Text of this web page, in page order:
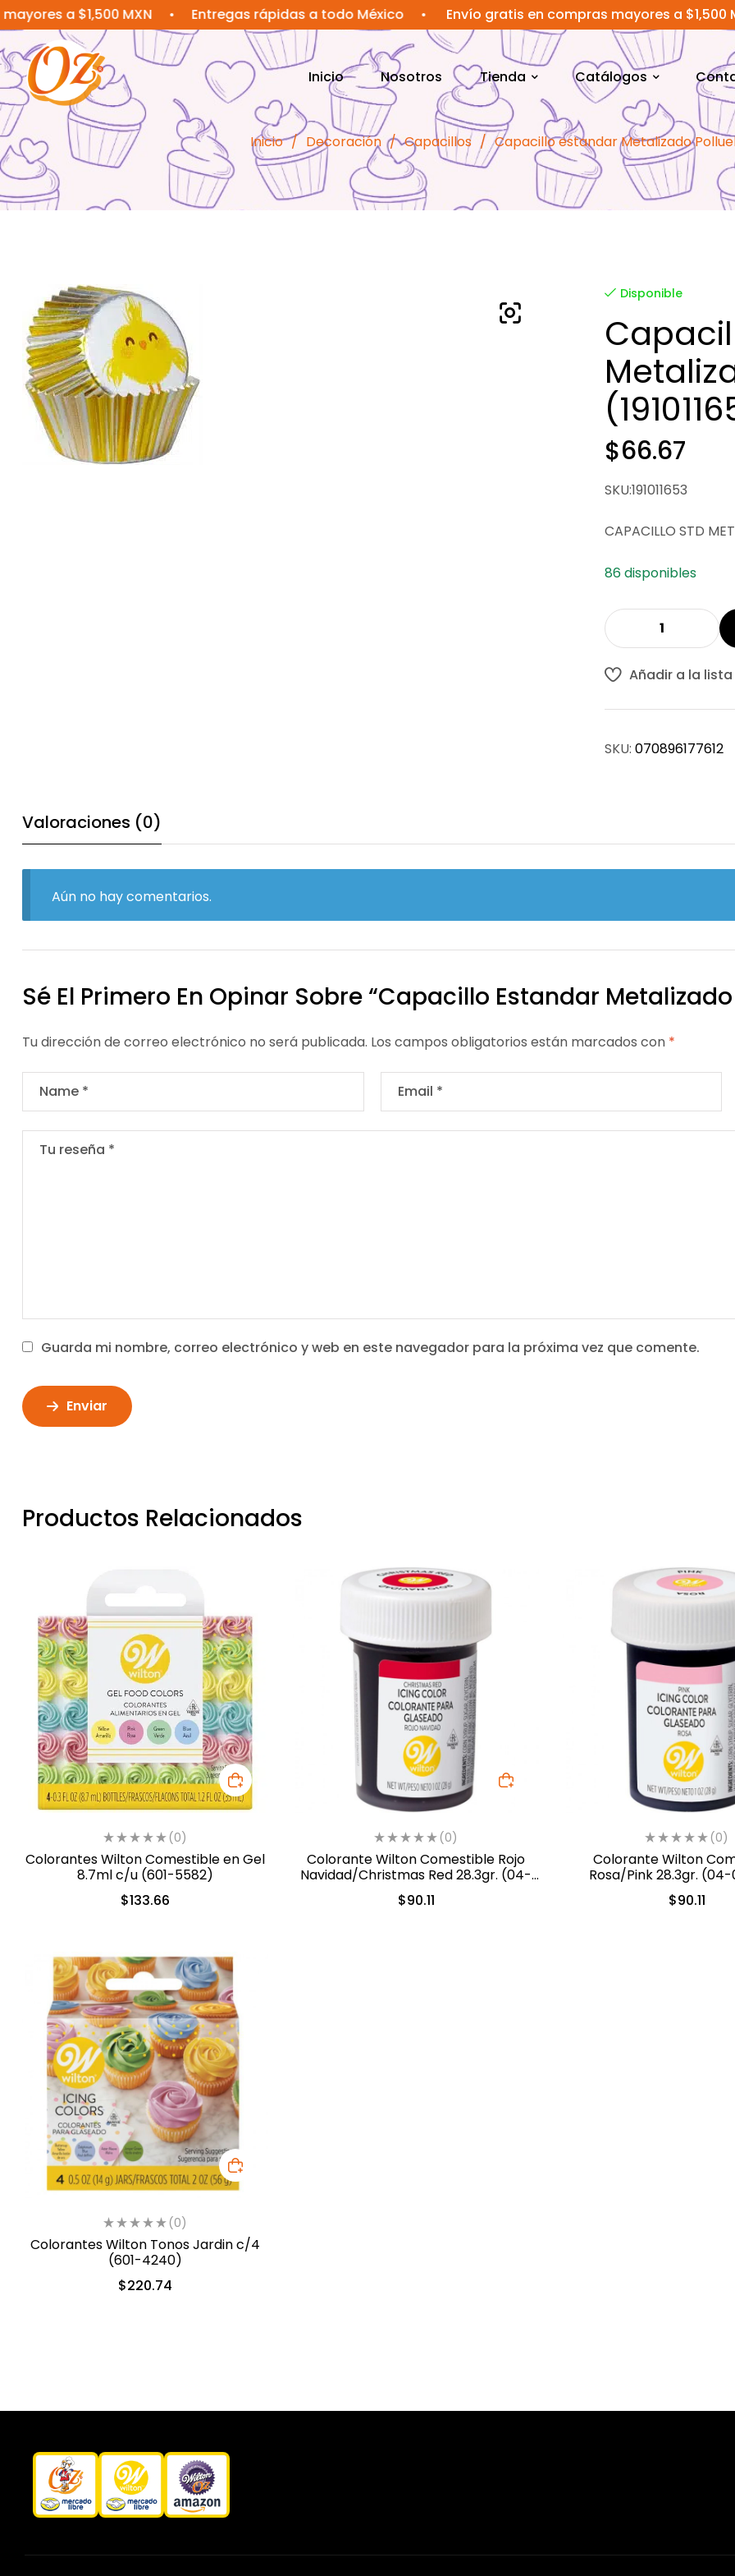
$1,500 MXN • Entregas rápidas a todo México • Envío gratis en compras mayores a $1,500 MXN •
Inicio Nosotros Tienda Catálogos
Inicio / Decoración / Capacillos / Capacillo estandar Metalizado
Disponible
$66.67
SKU:191011653
CAPACILLO STD
86 disponibles
Añadir a la
SKU: 070896177612
Valoraciones (0)
Aún no hay comentarios.
Sé El Primero En Opinar Sobre “Capacillo Estandar Metalizado
Tu dirección de correo electrónico no será publicada. Los campos obligatorios están marcados con *
Guarda mi nombre, correo electrónico y web en este navegador para la próxima vez que comente.
Enviar
Productos Relacionados
(0)
Colorantes Wilton Comestible en Gel
8.7ml c/u (601-5582)
$133.66
(0)
Colorante Wilton Comestible Rojo
Navidad/Christmas Red 28.3gr. (04-
0-0042)
$90.11
(0)
Colorante Wilton
Rosa/Pink 28.3gr.
$90.11
(0)
Colorantes Wilton Tonos Jardin c/4
(601-4240)
$220.74